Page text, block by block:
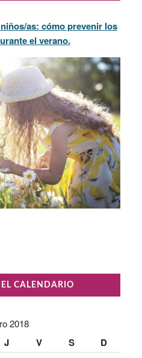
as: cómo prevenir los
el verano.
CALENDARIO
2018
J V S D